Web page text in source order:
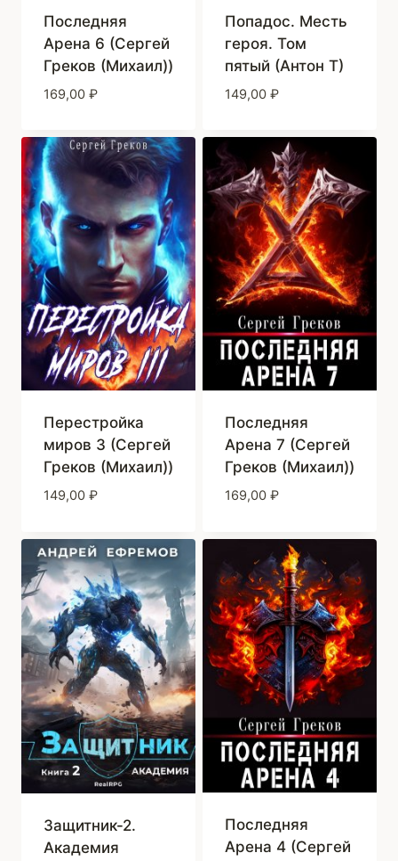
Последняя
Арена 6 (Сергей
Греков (Михаил))
169,00 ₽
Попадос. Месть
героя. Том
пятый (Антон Т)
149,00 ₽
Перестройка
миров 3 (Сергей
Греков (Михаил))
149,00 ₽
Последняя
Арена 7 (Сергей
Греков (Михаил))
169,00 ₽
Защитник-2.
Академия
Последняя
Арена 4 (Сергей